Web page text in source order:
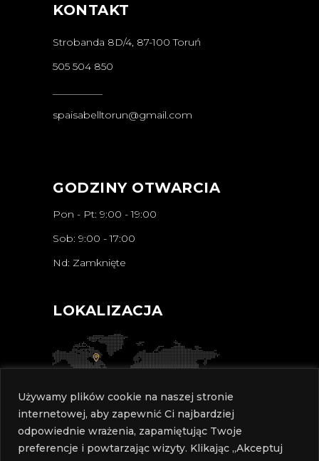
Używamy plików cookie na naszej stronie
internetowej, aby zapewnić Ci najbardziej
odpowiednie wrażenia, zapamiętując Twoje
preferencje i powtarzając wizyty. Klikając „Akceptuj
KONTAKT
Strobanda 8D/4, 87-100 Toruń
505 504 850
spaisabelltorun@gmail.com
GODZINY OTWARCIA
Pon - Pt: 9:00 - 19:00
Sob: 9:00 - 17:00
Nd: Zamknięte
LOKALIZACJA